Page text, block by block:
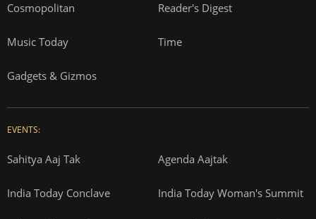
Cosmopolitan Reader's Digest
Music Today Time
Gadgets & Gizmos
EVENTS:
Sahitya Aaj Tak Agenda Aajtak
India Today Conclave India Today Woman's Summit